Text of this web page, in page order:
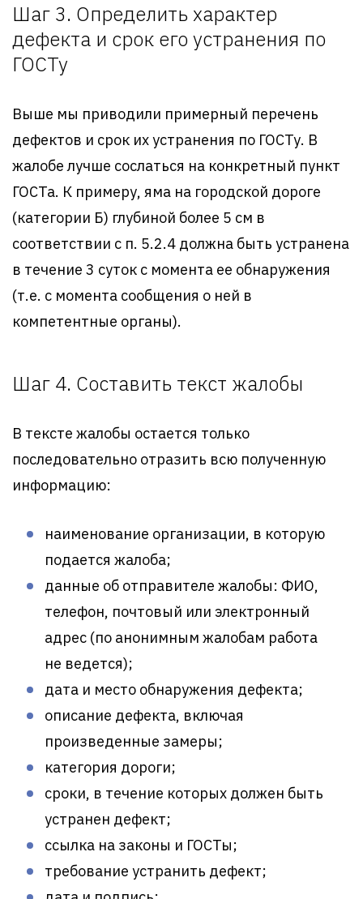
Шаг 3. Определить характер
дефекта и срок его устранения по
ГОСТу
Выше мы приводили примерный перечень
дефектов и срок их устранения по ГОСТу. В
жалобе лучше сослаться на конкретный пункт
ГОСТа. К примеру, яма на городской дороге
(категории Б) глубиной более 5 см в
соответствии с п. 5.2.4 должна быть устранена
в течение 3 суток с момента ее обнаружения
(т.е. с момента сообщения о ней в
компетентные органы).
Шаг 4. Составить текст жалобы
В тексте жалобы остается только
последовательно отразить всю полученную
информацию:
наименование организации, в которую
подается жалоба;
данные об отправителе жалобы: ФИО,
телефон, почтовый или электронный
адрес (по анонимным жалобам работа
не ведется);
дата и место обнаружения дефекта;
описание дефекта, включая
произведенные замеры;
категория дороги;
сроки, в течение которых должен быть
устранен дефект;
ссылка на законы и ГОСТы;
требование устранить дефект;